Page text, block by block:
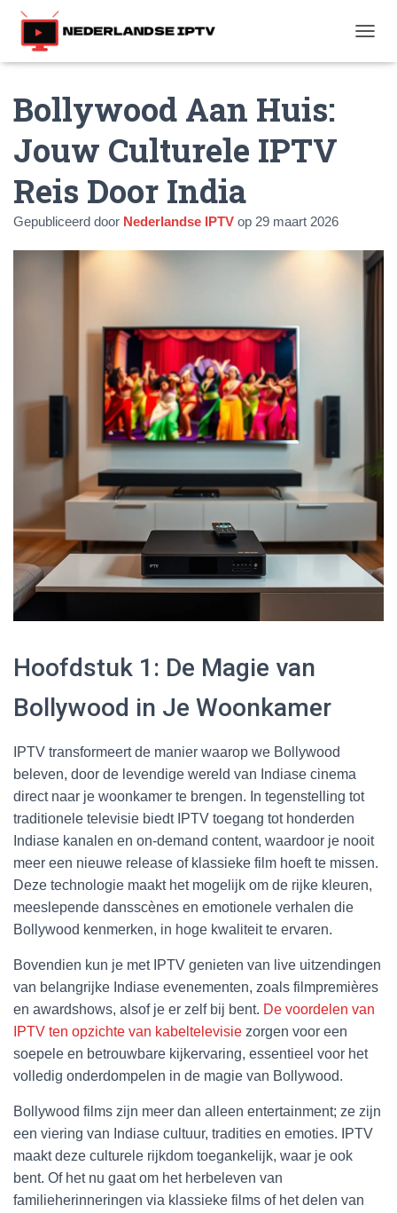
O
I
Bollywood Aan Huis:
Jouw Culturele IPTV
Reis Door India
Gepubliceerd door Nederlandse IPTV op 29 maart 2026
Hoofdstuk 1: De Magie van
Bollywood in Je Woonkamer
IPTV transformeert de manier waarop we Bollywood
beleven, door de levendige wereld van Indiase cinema
direct naar je woonkamer te brengen. In tegenstelling tot
traditionele televisie biedt IPTV toegang tot honderden
Indiase kanalen en on-demand content, waardoor je nooit
meer een nieuwe release of klassieke film hoeft te missen.
Deze technologie maakt het mogelijk om de rijke kleuren,
meeslepende dansscènes en emotionele verhalen die
Bollywood kenmerken, in hoge kwaliteit te ervaren.
Bovendien kun je met IPTV genieten van live uitzendingen
van belangrijke Indiase evenementen, zoals filmpremières
en awardshows, alsof je er zelf bij bent. De voordelen van
IPTV ten opzichte van kabeltelevisie zorgen voor een
soepele en betrouwbare kijkervaring, essentieel voor het
volledig onderdompelen in de magie van Bollywood.
Bollywood films zijn meer dan alleen entertainment; ze zijn
een viering van Indiase cultuur, tradities en emoties. IPTV
maakt deze culturele rijkdom toegankelijk, waar je ook
bent. Of het nu gaat om het herbeleven van
familieherinneringen via klassieke films of het delen van